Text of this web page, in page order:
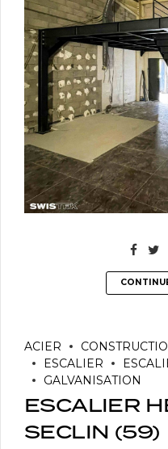
ACIER
ESCALIER
GALVANISATION
ESCALIER
SECLIN (59)